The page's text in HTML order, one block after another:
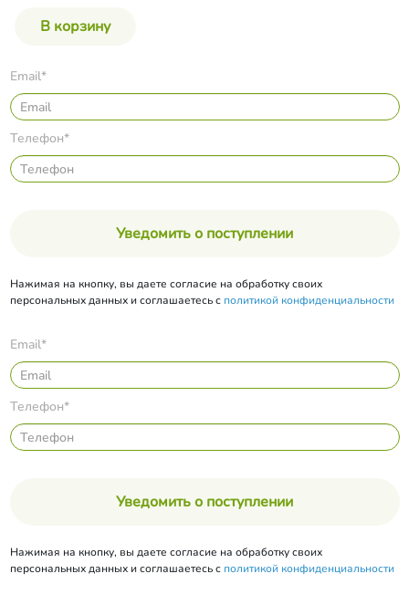
Email*
Телефон*
Уведомить о поступлении
Нажимая на кнопку, вы даете согласие на обработку своих
персональных данных и соглашаетесь с политикой конфиденциальности
Email*
Телефон*
Уведомить о поступлении
Нажимая на кнопку, вы даете согласие на обработку своих
персональных данных и соглашаетесь с политикой конфиденциальности